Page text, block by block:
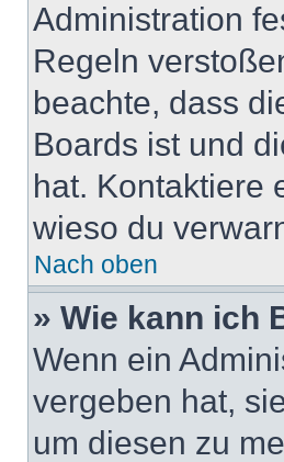
Administration
Regeln
beachte, dass
Boards ist und
hat. Kontaktiere
wieso du
Nach oben
» Wie kann ich
Wenn ein
vergeben hat,
um diesen zu